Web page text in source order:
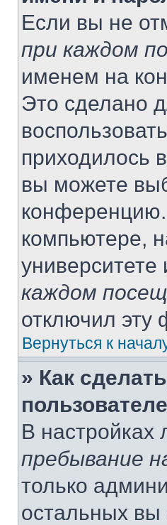
Если вы не
при каждом
именем на
Это сделано
приходилось
вы можете
компьютере,
университете
каждом
отключил эту
Вернуться к
» Как
В
пребывание
только
остальных вы